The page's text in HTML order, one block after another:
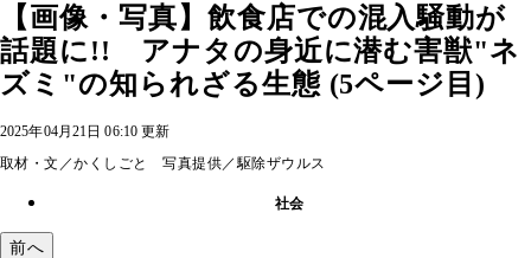
【画像・写真】飲食店での混入騒動が
話題に!! アナタの身近に潜む害獣"ネ
ズミ"の知られざる生態 (5ページ目)
2025年04月21日 06:10 更新
取材・文／かくしごと 写真提供／駆除ザウルス
社会
前へ